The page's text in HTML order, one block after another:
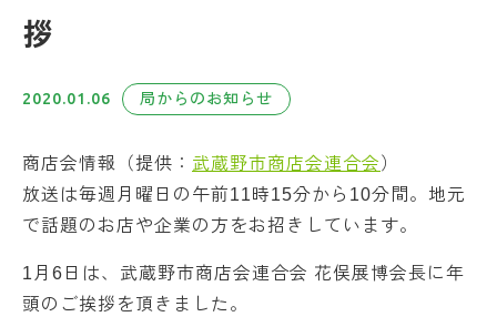
拶
2020.01.06 局からのお知らせ
商店会情報（提供： 武蔵野市商店会連合会 ）
放送は毎週月曜日の午前11時15分から10分間。地元
で話題のお店や企業の方をお招きしています。
1月6日は、武蔵野市商店会連合会 花俣展博会長に年
頭のご挨拶を頂きました。